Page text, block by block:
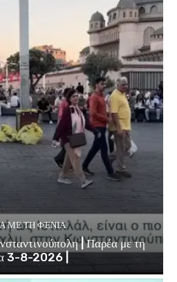
ΜΕ ΤΗ ΦΈΝΙΑ
| Παρέα με τη
3-8-2026 |